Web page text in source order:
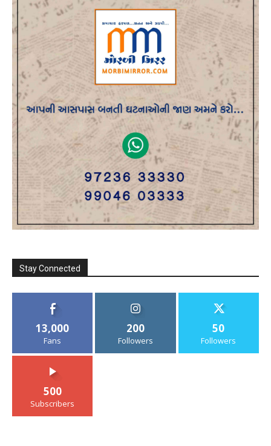
Stay Connected
13,000
Fans
200
Followers
50
Followers
500
Subscribers